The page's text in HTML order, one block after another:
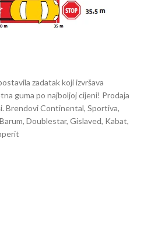
zadatak koji izvršava
guma po najboljoj cijeni! Prodaja
Brendovi Continental, Sportiva,
Doublestar, Gislaved, Kabat,